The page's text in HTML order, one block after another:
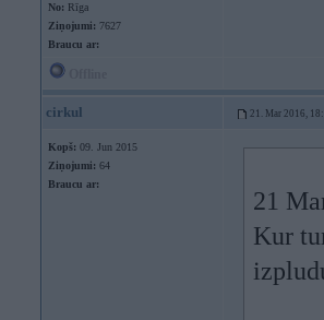
No: Rīga
Ziņojumi: 7627
Braucu ar:
cirkul 21. Mar 2016,
Kopš: 09. Jun 2015
Ziņojumi: 64
Braucu ar:
21
Kur